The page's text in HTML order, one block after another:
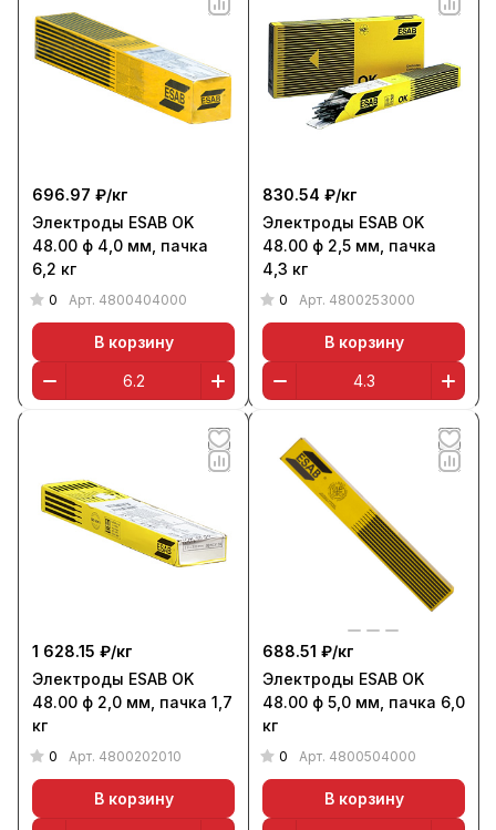
696.97 ₽/кг
Электроды ESAB OK
48.00 ф 4,0 мм, пачка
6,2 кг
0 Арт. 4800404000
В корзину
830.54 ₽/кг
Электроды ESAB OK
48.00 ф 2,5 мм, пачка
4,3 кг
0 Арт. 4800253000
В корзину
1 628.15 ₽/кг
Электроды ESAB OK
48.00 ф 2,0 мм, пачка 1,7
кг
0 Арт. 4800202010
В корзину
688.51 ₽/кг
Электроды ESAB OK
48.00 ф 5,0 мм, пачка 6,0
кг
0 Арт. 4800504000
В корзину